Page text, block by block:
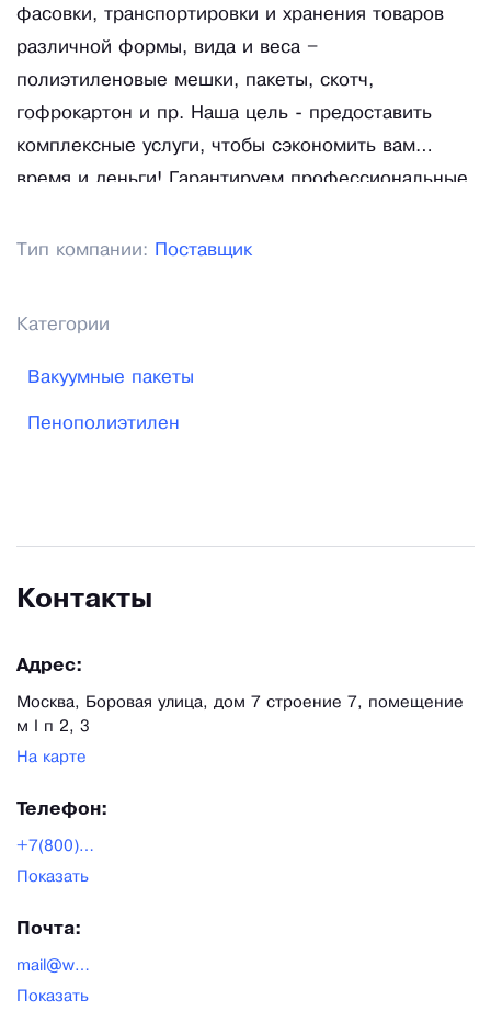
фасовки, транспортировки и хранения товаров
различной формы, вида и веса –
полиэтиленовые мешки, пакеты, скотч,
гофрокартон и пр. Наша цель - предоставить
комплексные услуги, чтобы сэкономить вам
время и деньги! Гарантируем профессиональные
помощь на всех этапах сотрудничества!
Тип компании: Поставщик
Категории
Вакуумные пакеты
Пенополиэтилен
Контакты
Адрес:
Москва, Боровая улица, дом 7 строение 7, помещение
м I п 2, 3
На карте
Телефон:
+7(800)500-41-07
Показать
Почта:
mail@webpack.ru
Показать